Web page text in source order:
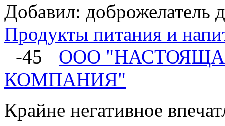
Добавил: доброжелатель
Продукты питания и
-45
ООО
КОМПАНИЯ"
Крайне негативное